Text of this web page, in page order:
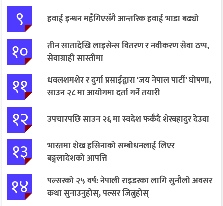
९ हवाई इन्धन महँगिएसँगै आन्तरिक हवाई भाडा बढ्यो
१०
तीन सातादेखि लाइसेन्स वितरण र नवीकरण सेवा ठप्प,
सेवाग्राही सास्तीमा
११
धवलशमशेर र दुर्गा प्रसाईंद्वारा ‘जय नेपाल पार्टी’ घोषणा,
साउन २८ मा आयोगमा दर्ता गर्ने तयारी
१२ उपचारपछि साउन २६ मा स्वदेश फर्कँदै शेरबहादुर देउवा
१३
भारतमा शेख हसिनाको सम्बोधनलाई लिएर
बङ्गलादेशको आपत्ति
१४
पल्सरको २५ वर्ष: नेपाली राइडरका लागि सुनौलो अवसर
कथा सुनाउनुहोस्, पल्सर जित्नुहोस्